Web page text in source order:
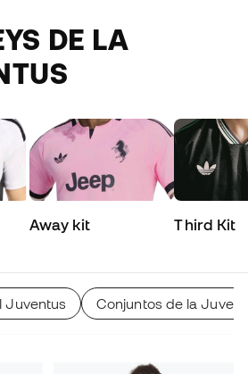
Away kit Third Kit
Juventus Conjuntos de la